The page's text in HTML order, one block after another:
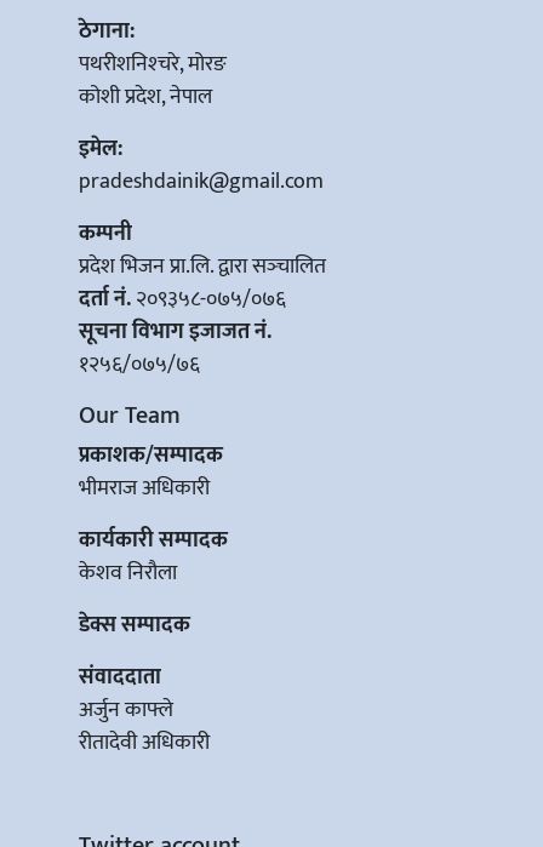
ठेगाना:
पथरीशनिश्‍चरे, मोरङ
कोशी प्रदेश, नेपाल
इमेल:
pradeshdainik@gmail.com
कम्पनी
प्रदेश भिजन प्रा.लि. द्वारा सञ्‍चालित
दर्ता नं.२०९३५८-०७५/०७६
सूचना विभाग इजाजत नं.
१२५६/०७५/७६
Our Team
प्रकाशक/सम्पादक
भीमराज अधिकारी
कार्यकारी सम्पादक
केशव निरौला
डेक्स सम्पादक
संवाददाता
अर्जुन काफ्ले
रीतादेवी अधिकारी